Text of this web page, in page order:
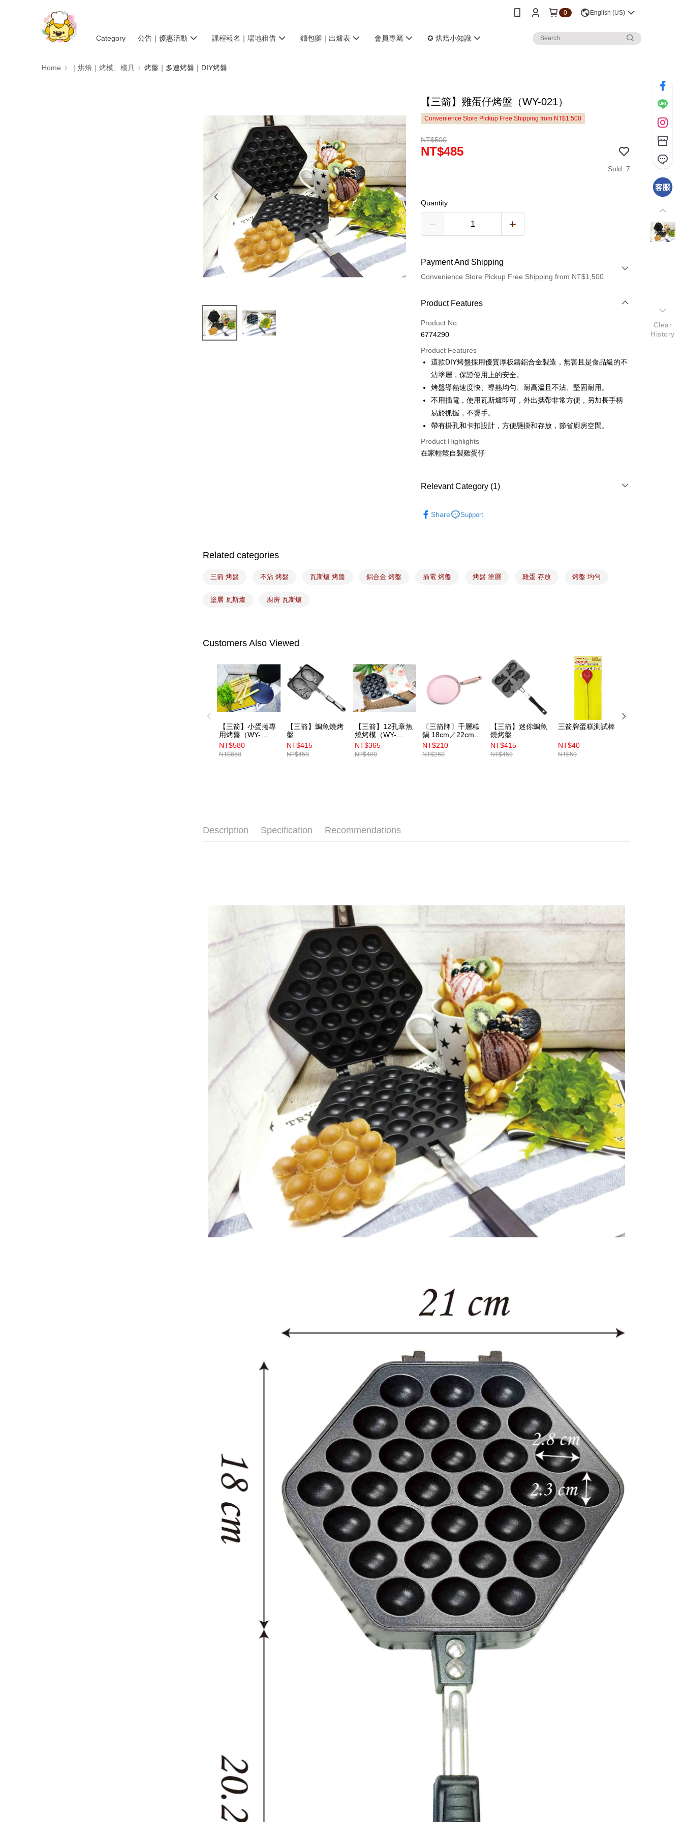
0 English (US)
Category 公告｜優惠活動 課程報名｜場地租借 麵包獅｜出爐表 會員專屬 ✪ 烘焙小知識
Home ｜烘焙｜烤模、模具 烤盤｜多連烤盤｜DIY烤盤
【三箭】雞蛋仔烤盤（WY-021）
Convenience Store Pickup Free Shipping from NT$1,500
NT$500
NT$485
Sold: 7
Quantity
Payment And Shipping
Convenience Store Pickup Free Shipping from NT$1,500
Payment Method
Credit Card (Full Payment)
LINE Pay
Apple Pay
Easy Wallet
Plus Pay
7-11取貨(5kg以內，尺寸不超過90cm)
常溫宅配-(限重20kg以下)
Product Features
Product No.
6774290
Product Features
這款DIY烤盤採用優質厚板鑄鋁合金製造，無害且是食品級的不
沾塗層，保證使用上的安全。
烤盤導熱速度快、導熱均勻、耐高溫且不沾、堅固耐用。
不用插電，使用瓦斯爐即可，外出攜帶非常方便，另加長手柄
易於抓握，不燙手。
帶有掛孔和卡扣設計，方便懸掛和存放，節省廚房空間。
Product Highlights
在家輕鬆自製雞蛋仔
Relevant Category (1)
Share
Support
Related categories
三箭 烤盤 不沾 烤盤 瓦斯爐 烤盤 鋁合金 烤盤 插電 烤盤 烤盤 塗層 雞蛋 存放 烤盤 均勻
塗層 瓦斯爐 廚房 瓦斯爐
Customers Also Viewed
【三箭】小蛋捲專
用烤盤（WY-
023）
NT$580
NT$650
【三箭】鯛魚燒烤
盤
NT$415
NT$450
【三箭】12孔章魚
燒烤模（WY-
013）
NT$365
NT$400
〔三箭牌〕千層糕
鍋 18cm／22cm／
26cm
NT$210
NT$260
【三箭】迷你鯛魚
燒烤盤
NT$415
NT$450
三箭牌蛋糕測試棒
NT$40
NT$50
Description Specification Recommendations
Clear
History